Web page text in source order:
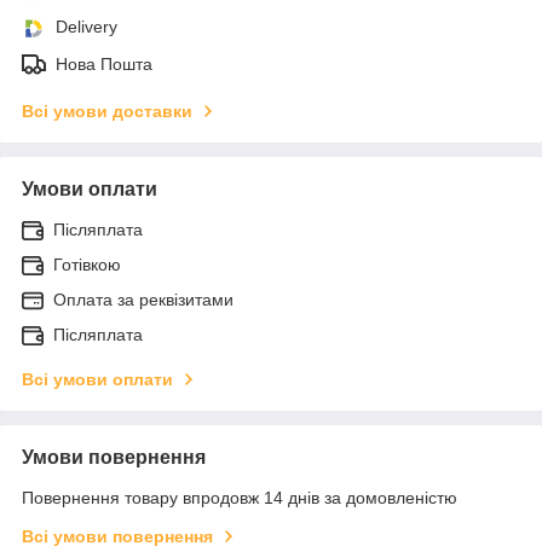
Delivery
Нова Пошта
Всі умови доставки
Умови оплати
Післяплата
Готівкою
Оплата за реквізитами
Післяплата
Всі умови оплати
Умови повернення
Повернення товару впродовж 14 днів за домовленістю
Всі умови повернення